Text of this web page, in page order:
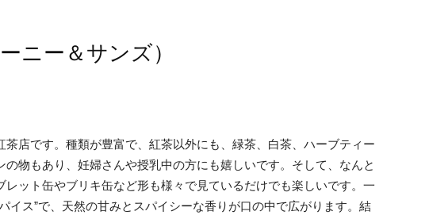
ニー＆サンズ）
茶店です。種類が豊富で、紅茶以外にも、緑茶、白茶、ハーブティー
物もあり、妊婦さんや授乳中の方にも嬉しいです。そして、なんと
ット缶やブリキ缶など形も様々で見ているだけでも楽しいです。一
イス”で、天然の甘みとスパイシーな香りが口の中で広がります。結